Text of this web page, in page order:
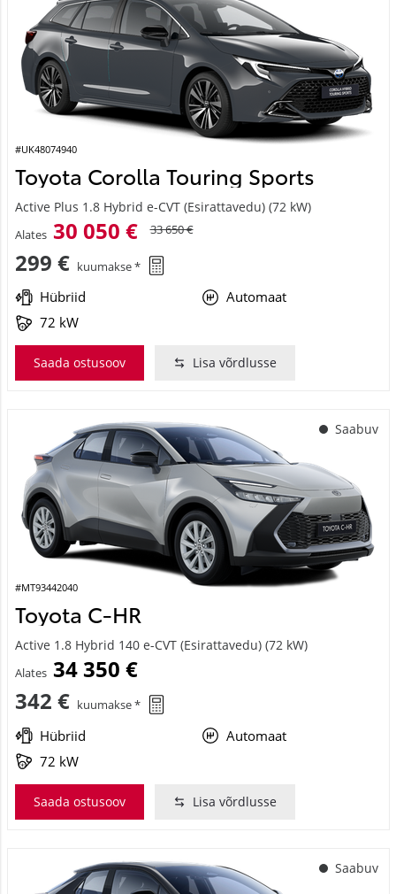
#UK48074940
Toyota Corolla Touring Sports
Active Plus 1.8 Hybrid e-CVT (Esirattavedu) (72 kW)
Alates 30 050 € 33 650 €
299 € kuumakse *
Hübriid
Automaat
72 kW
Saada ostusoov Lisa võrdlusse
Saabuv
#MT93442040
Toyota C-HR
Active 1.8 Hybrid 140 e-CVT (Esirattavedu) (72 kW)
Alates 34 350 €
342 € kuumakse *
Hübriid
Automaat
72 kW
Saada ostusoov Lisa võrdlusse
Saabuv